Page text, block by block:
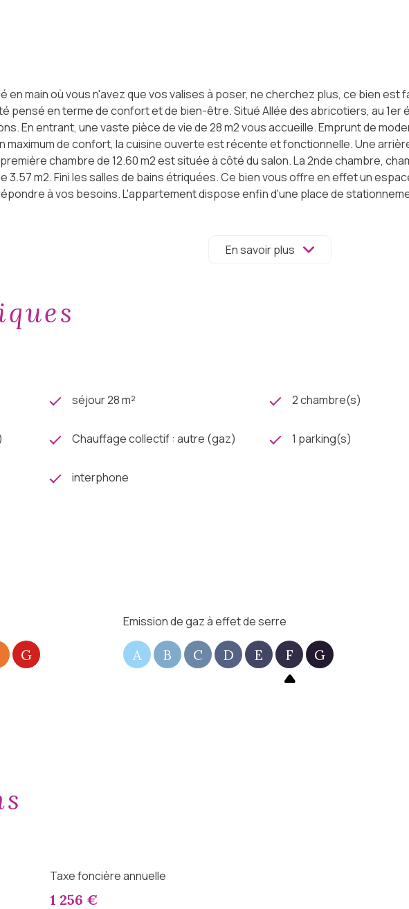
en main où vous n'avez que vos valises à poser, ne cherchez plus, ce bien
pensé en terme de confort et de bien-être. Situé Allée des abricotiers, au
En entrant, une vaste pièce de vie de 28 m2 vous accueille. Emprunt de
maximum de confort, la cuisine ouverte est récente et fonctionnelle. Une
chambre de 12.60 m2 est située à côté du salon. La 2nde chambre,
3.57 m2. Fini les salles de bains étriquées. Ce bien vous offre en effet un
à vos besoins. L'appartement dispose enfin d'une place de
En savoir plus
séjour 28 m² 2 chambre(s)
Chauffage collectif : autre (gaz) 1 parking(s)
interphone
G
Emission de gaz à effet de serre
A B C D E F G
Taxe foncière annuelle
1 256 €